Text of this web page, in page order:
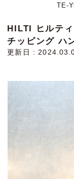
TE-
HILTI ヒルテ
チッピング ハ
更新日 :